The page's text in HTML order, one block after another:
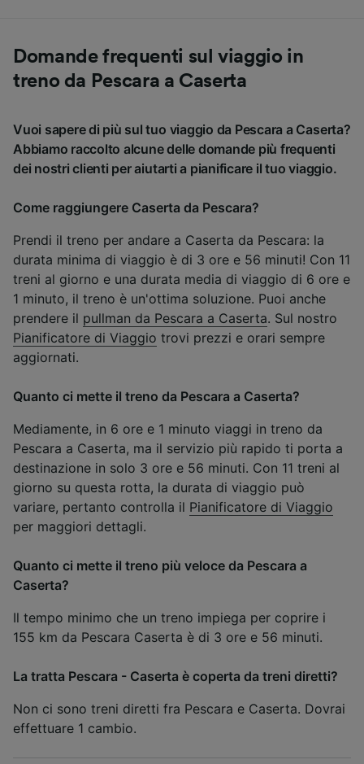
Domande frequenti sul viaggio in
treno da Pescara a Caserta
Vuoi sapere di più sul tuo viaggio da Pescara a Caserta?
Abbiamo raccolto alcune delle domande più frequenti
dei nostri clienti per aiutarti a pianificare il tuo viaggio.
Come raggiungere Caserta da Pescara?
Prendi il treno per andare a Caserta da Pescara: la
durata minima di viaggio è di 3 ore e 56 minuti! Con 11
treni al giorno e una durata media di viaggio di 6 ore e
1 minuto, il treno è un'ottima soluzione. Puoi anche
prendere il pullman da Pescara a Caserta. Sul nostro
Pianificatore di Viaggio trovi prezzi e orari sempre
aggiornati.
Quanto ci mette il treno da Pescara a Caserta?
Mediamente, in 6 ore e 1 minuto viaggi in treno da
Pescara a Caserta, ma il servizio più rapido ti porta a
destinazione in solo 3 ore e 56 minuti. Con 11 treni al
giorno su questa rotta, la durata di viaggio può
variare, pertanto controlla il Pianificatore di Viaggio
per maggiori dettagli.
Quanto ci mette il treno più veloce da Pescara a
Caserta?
Il tempo minimo che un treno impiega per coprire i
155 km da Pescara Caserta è di 3 ore e 56 minuti.
La tratta Pescara - Caserta è coperta da treni diretti?
Non ci sono treni diretti fra Pescara e Caserta. Dovrai
effettuare 1 cambio.